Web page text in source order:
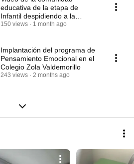
educativa de la etapa de
Infantil despidiendo a la
promoción 2025-2026
150 views 1 month ago
Implantación del programa de
Pensamiento Emocional en el
Colegio Zola Valdemorillo
243 views 2 months ago